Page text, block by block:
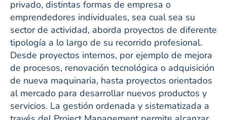
privado, distintas formas de empresa o
emprendedores individuales, sea cual sea su
sector de actividad, aborda proyectos de diferente
tipología a lo largo de su recorrido profesional.
Desde proyectos internos, por ejemplo de mejora
de procesos, renovación tecnológica o adquisición
de nueva maquinaria, hasta proyectos orientados
al mercado para desarrollar nuevos productos y
servicios. La gestión ordenada y sistematizada a